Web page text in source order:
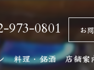
973-0801 お
料理・銘酒 店舗案